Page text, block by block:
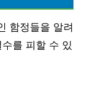
함정들을 알려
를 피할 수 있